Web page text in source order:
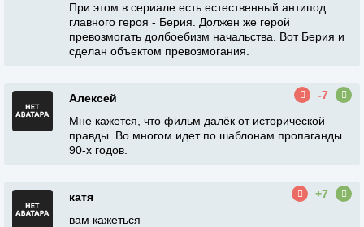
При этом в сериале есть естественный антипод
главного героя - Берия. Должен же герой
превозмогать долбоебизм начальства. Вот Берия и
сделан объектом превозмогания.
Алексей
-7
Мне кажется, что фильм далёк от исторической
правды. Во многом идет по шаблонам пропаганды
90-х годов.
катя
+7
вам кажеться